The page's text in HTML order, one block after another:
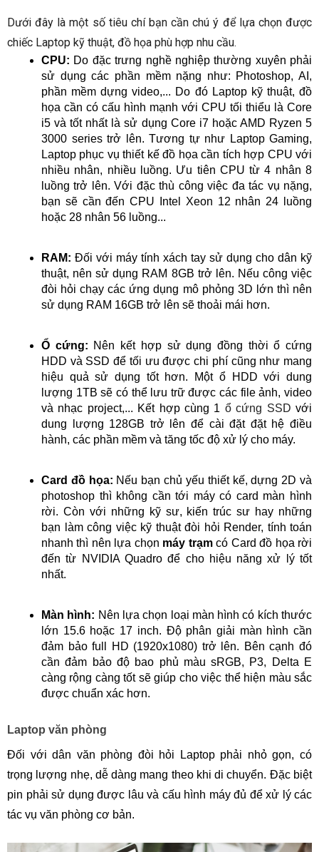
Dưới đây là một số tiêu chí bạn cần chú ý để lựa chọn được
chiếc Laptop kỹ thuật, đồ họa phù hợp nhu cầu.
CPU: Do đặc trưng nghề nghiệp thường xuyên phải
sử dụng các phần mềm nặng như: Photoshop, AI,
phần mềm dựng video,... Do đó Laptop kỹ thuật, đồ
họa cần có cấu hình mạnh với CPU tối thiểu là Core
i5 và tốt nhất là sử dụng Core i7 hoặc AMD Ryzen 5
3000 series trở lên. Tương tự như Laptop Gaming,
Laptop phục vụ thiết kế đồ họa cần tích hợp CPU với
nhiều nhân, nhiều luồng. Ưu tiên CPU từ 4 nhân 8
luồng trở lên. Với đặc thù công việc đa tác vụ nặng,
bạn sẽ cần đến CPU Intel Xeon 12 nhân 24 luồng
hoặc 28 nhân 56 luồng...
RAM: Đối với máy tính xách tay sử dụng cho dân kỹ
thuật, nên sử dụng RAM 8GB trở lên. Nếu công việc
đòi hỏi chạy các ứng dụng mô phỏng 3D lớn thì nên
sử dụng RAM 16GB trở lên sẽ thoải mái hơn.
Ổ cứng: Nên kết hợp sử dụng đồng thời ổ cứng
HDD và SSD để tối ưu được chi phí cũng như mang
hiệu quả sử dụng tốt hơn. Một ổ HDD với dung
lượng 1TB sẽ có thể lưu trữ được các file ảnh, video
và nhạc project,... Kết hợp cùng 1 ổ cứng SSD với
dung lượng 128GB trở lên để cài đặt đặt hệ điều
hành, các phần mềm và tăng tốc độ xử lý cho máy.
Card đồ họa: Nếu bạn chủ yếu thiết kế, dựng 2D và
photoshop thì không cần tới máy có card màn hình
rời. Còn với những kỹ sư, kiến trúc sư hay những
bạn làm công việc kỹ thuật đòi hỏi Render, tính toán
nhanh thì nên lựa chọn máy trạmcó Card đồ họa rời
đến từ NVIDIA Quadro để cho hiệu năng xử lý tốt
nhất.
Màn hình: Nên lựa chọn loại màn hình có kích thước
lớn 15.6 hoặc 17 inch. Độ phân giải màn hình cần
đảm bảo full HD (1920x1080) trở lên. Bên cạnh đó
cần đảm bảo độ bao phủ màu sRGB, P3, Delta E
càng rộng càng tốt sẽ giúp cho việc thể hiện màu sắc
được chuẩn xác hơn.
Laptop văn phòng
Đối với dân văn phòng đòi hỏi Laptop phải nhỏ gọn, có
trọng lượng nhẹ, dễ dàng mang theo khi di chuyển. Đặc biệt
pin phải sử dụng được lâu và cấu hình máy đủ để xử lý các
tác vụ văn phòng cơ bản.